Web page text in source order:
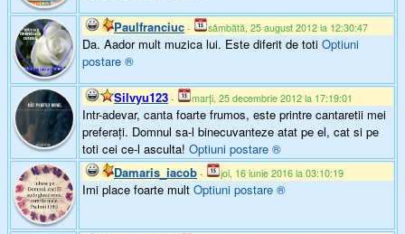
Paulfranciuc - sâmbătă, 25 august 2012 la 12:30:47
Da. Aador mult muzica lui. Este diferit de toti Optiuni
postare ®
Silvyu123 - marți, 25 decembrie 2012 la 17:19:01
Intr-adevar, canta foarte frumos, este printre cantaretii mei
preferați. Domnul sa-l binecuvanteze atat pe el, cat si pe
toti cei ce-l asculta! Optiuni postare ®
Damaris_iacob - joi, 16 iunie 2016 la 03:10:19
Imi place foarte mult Optiuni postare ®